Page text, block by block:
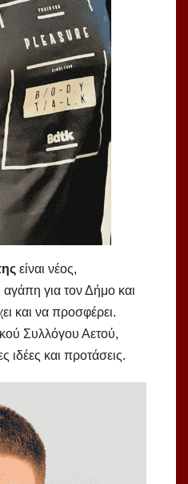
είναι νέος,
για τον Δήμο και
και να προσφέρει.
Συλλόγου Αετού,
ιδέες και προτάσεις.